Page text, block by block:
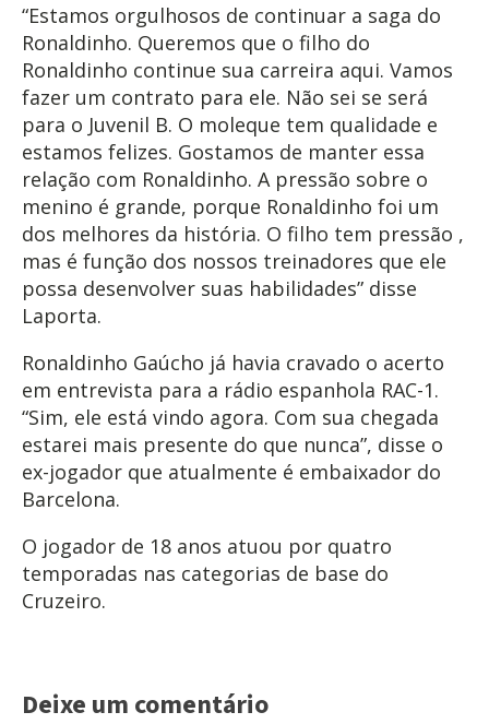
“Estamos orgulhosos de continuar a saga do
Ronaldinho. Queremos que o filho do
Ronaldinho continue sua carreira aqui. Vamos
fazer um contrato para ele. Não sei se será
para o Juvenil B. O moleque tem qualidade e
estamos felizes. Gostamos de manter essa
relação com Ronaldinho. A pressão sobre o
menino é grande, porque Ronaldinho foi um
dos melhores da história. O filho tem pressão ,
mas é função dos nossos treinadores que ele
possa desenvolver suas habilidades” disse
Laporta.
Ronaldinho Gaúcho já havia cravado o acerto
em entrevista para a rádio espanhola RAC-1.
“Sim, ele está vindo agora. Com sua chegada
estarei mais presente do que nunca”, disse o
ex-jogador que atualmente é embaixador do
Barcelona.
O jogador de 18 anos atuou por quatro
temporadas nas categorias de base do
Cruzeiro.
Deixe um comentário